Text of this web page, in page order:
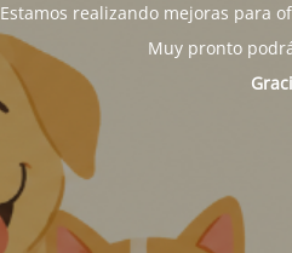
Estamos realizando mejoras para
Muy pronto